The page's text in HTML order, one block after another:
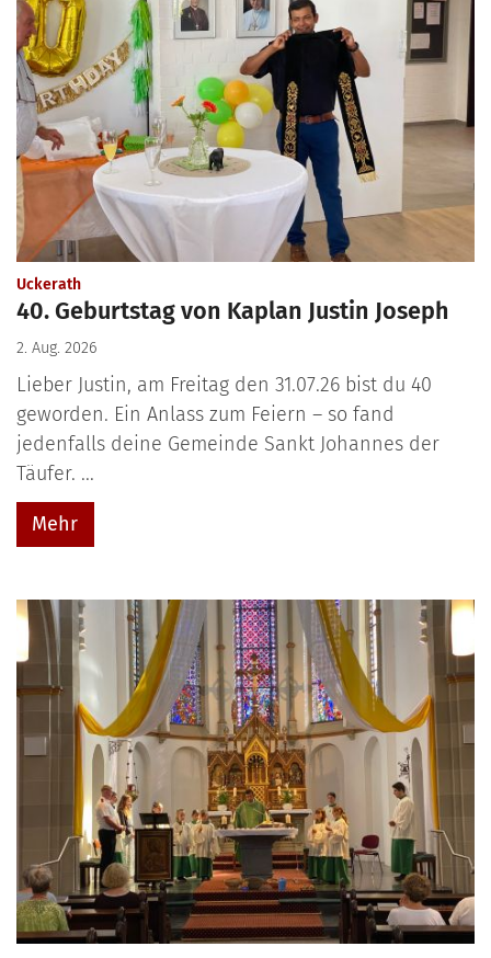
Uckerath:
40. Geburtstag von Kaplan Justin Joseph
2. Aug. 2026
Lieber Justin, am Freitag den 31.07.26 bist du 40
geworden. Ein Anlass zum Feiern – so fand
jedenfalls deine Gemeinde Sankt Johannes der
Täufer. ...
Mehr